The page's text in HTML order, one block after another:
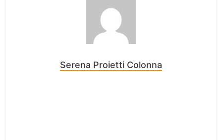
Serena Proietti Colonna